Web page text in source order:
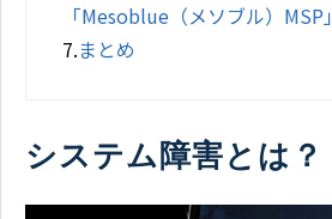
「Mesoblue（メソブル）MSP」
7.まとめ
システム障害とは？